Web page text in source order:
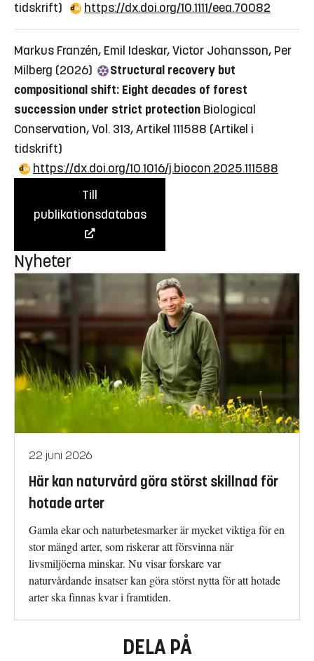
tidskrift) https://dx.doi.org/10.1111/eea.70082
Markus Franzén, Emil Ideskar, Victor Johansson, Per
Milberg (2026)
Structural recovery but
compositional shift: Eight decades of forest
succession under strict protection Biological
Conservation, Vol. 313, Artikel 111588 (Artikel i
tidskrift)
https://dx.doi.org/10.1016/j.biocon.2025.111588
Till
publikationsdatabas
Nyheter
22 juni 2026
Här kan naturvård göra störst skillnad för
hotade arter
Gamla ekar och naturbetesmarker är mycket viktiga för en
stor mängd arter, som riskerar att försvinna när
livsmiljöerna minskar. Nu visar forskare var
naturvårdande insatser kan göra störst nytta för att hotade
arter ska finnas kvar i framtiden.
DELA PÅ